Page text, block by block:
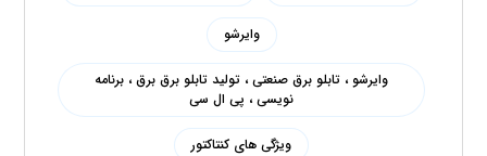
وایرشو
وایرشو ، تابلو برق صنعتی ، تولید تابلو برق برق ، برنامه
نویسی ، پی ال سی
ویژگی های کنتاکتور